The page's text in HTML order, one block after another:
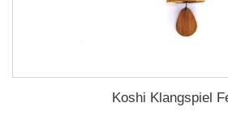
Koshi Klangspiel